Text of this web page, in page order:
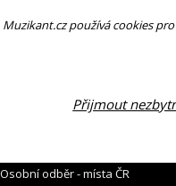
ladění a', d, fis, h'"
JAK PŘEVZÍT ZBOŽÍ
Osobní odběr - místa ČR
Muzikant.cz používá cookies
Přijmout